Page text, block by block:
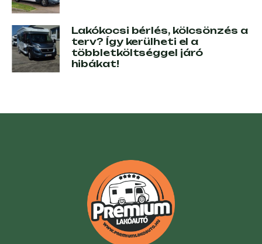
Lakókocsi bérlés, kölcsönzés a
terv? Így kerülheti el a
többletköltséggel járó
hibákat!